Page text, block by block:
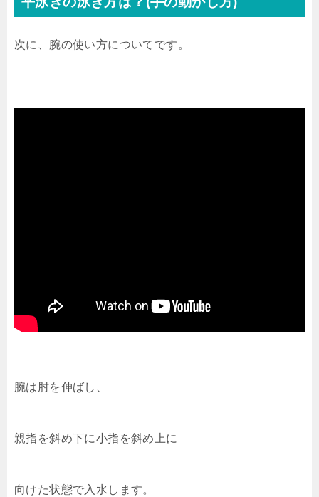
次に、腕の使い方についてです。
腕は肘を伸ばし、
親指を斜め下に小指を斜め上に
向けた状態で入水します。